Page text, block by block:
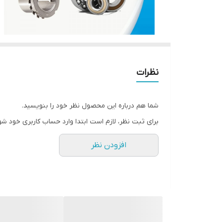
نظرات
شما هم درباره این محصول نظر خود را بنویسید.
برای ثبت نظر، لازم است ابتدا وارد حساب کاربری خود
افزودن نظر